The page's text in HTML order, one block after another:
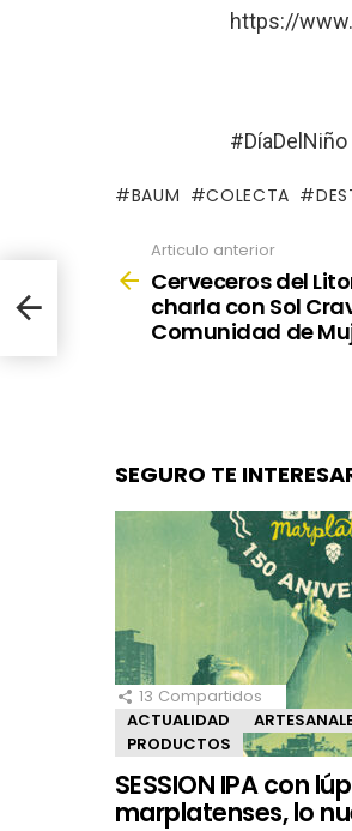
https://
BAUM COLECTA
more
Articulo anterior
Cerveceros del
charla con Sol
Comunidad de
SEGURO TE
13 Compartidos
ACTUALIDAD
PRODUCTOS
SESSION IPA con
marplatenses, lo